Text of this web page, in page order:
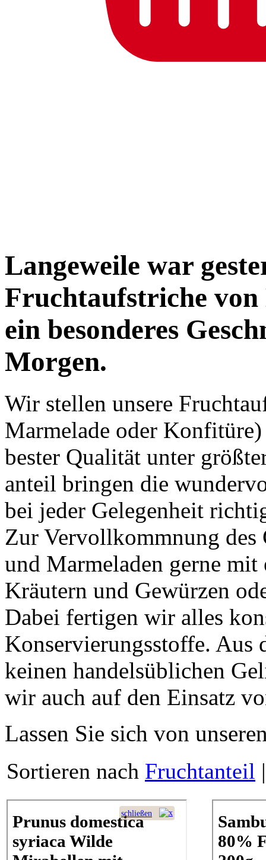
Langeweile war
Frucht­aufstriche
ein besonderes
Morgen.
Wir stellen unsere
Marmelade oder
bester Qualität unter
anteil bringen die
bei jeder Gelegenheit
Zur Vervollkommnung des
und Marmeladen gerne
Kräutern und Gewürzen
Dabei fertigen wir alles
Konservierungsstoffe. Aus
keinen handels­üb­li­chen
wir auch auf den Einsatz
Lassen Sie sich von
Sortieren nach Fruchtanteil